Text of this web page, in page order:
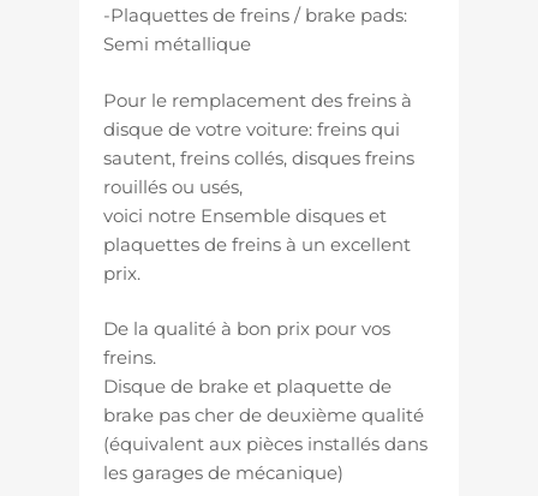
-Plaquettes de freins / brake pads:
Semi métallique
Pour le remplacement des freins à
disque de votre voiture: freins qui
sautent, freins collés, disques freins
rouillés ou usés,
voici notre Ensemble disques et
plaquettes de freins à un excellent
prix.
De la qualité à bon prix pour vos
freins.
Disque de brake et plaquette de
brake pas cher de deuxième qualité
(équivalent aux pièces installés dans
les garages de mécanique)